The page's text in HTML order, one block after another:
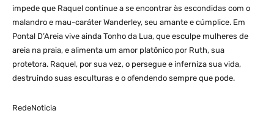
impede que Raquel continue a se encontrar às escondidas com o
malandro e mau-caráter Wanderley, seu amante e cúmplice. Em
Pontal D’Areia vive ainda Tonho da Lua, que esculpe mulheres de
areia na praia, e alimenta um amor platônico por Ruth, sua
protetora. Raquel, por sua vez, o persegue e inferniza sua vida,
destruindo suas esculturas e o ofendendo sempre que pode.
RedeNoticia